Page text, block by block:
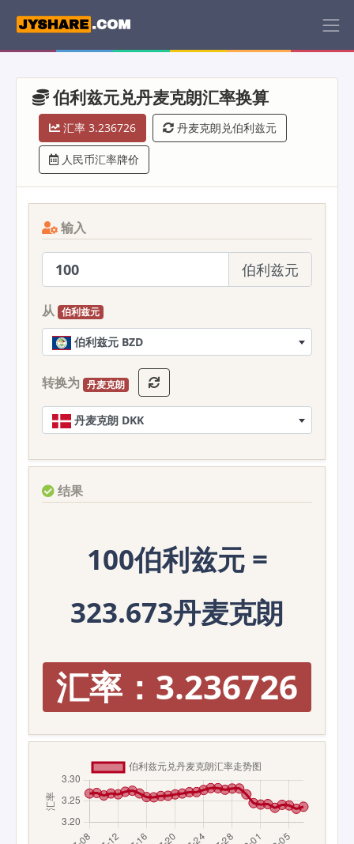
伯利兹元兑丹麦克朗汇率换算
汇率 3.236726 丹麦克朗兑伯利兹元
人民币汇率牌价
输入
伯利兹元
从 伯利兹元
伯利兹元 BZD
转换为 丹麦克朗
丹麦克朗 DKK
结果
100伯利兹元 =
323.673丹麦克朗
汇率：3.236726